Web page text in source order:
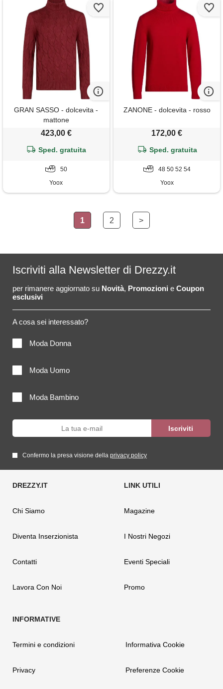
GRAN SASSO - dolcevita -
mattone
423,00 €
Sped. gratuita
50
Yoox
ZANONE - dolcevita - rosso
172,00 €
Sped. gratuita
48 50 52 54
Yoox
1 2 >
Iscriviti alla Newsletter di Drezzy.it
per rimanere aggiornato su Novità, Promozioni e Coupon
esclusivi
A cosa sei interessato?
Moda Donna
Moda Uomo
Moda Bambino
Confermo la presa visione della privacy policy
Chi Siamo
Diventa Inserzionista
Contatti
Lavora Con Noi
Magazine
I Nostri Negozi
Eventi Speciali
Promo
Termini e condizioni
Privacy
Informativa Cookie
Preferenze Cookie